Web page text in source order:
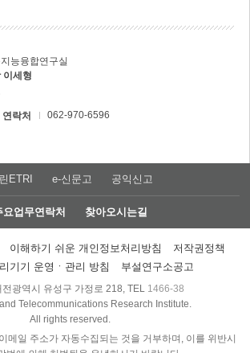
능융합연구실
이세형
연락처 062-970-6596
ETRI e-신문고 공익신고
요업무연락처 찾아오시는길
이해하기 쉬운 개인정보처리방침
저작권정책
기기 운영ㆍ관리 방침
부설연구소공고
광역시 유성구 가정로 218, TEL 1466-38
Telecommunications Research Institute.
All rights reserved.
메일 주소가 자동수집되는 것을 거부하며, 이를 위반시